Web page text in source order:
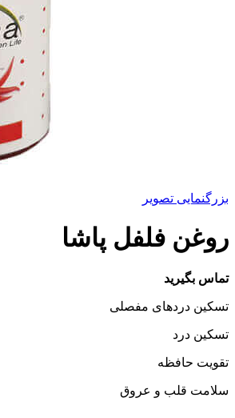
بزرگنمایی تصویر
روغن فلفل پاشا
تماس بگیرید
تسکین دردهای مفصلی
تسکین درد
تقویت حافظه
سلامت قلب و عروق